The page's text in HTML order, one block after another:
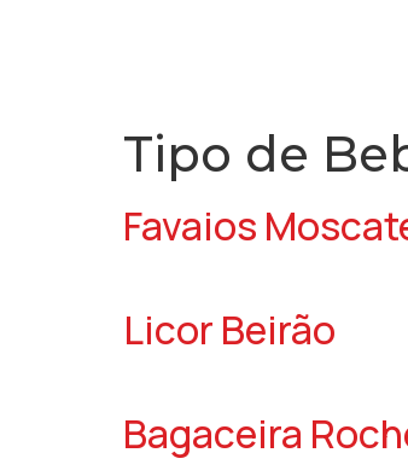
Tipo de
Favaios
Licor Beirão
Bagaceira